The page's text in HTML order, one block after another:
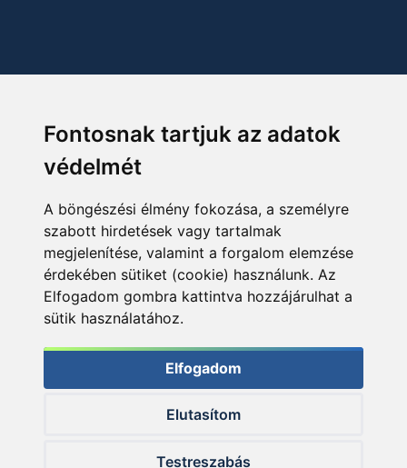
Fontosnak tartjuk az adatok
védelmét
A böngészési élmény fokozása, a személyre
szabott hirdetések vagy tartalmak
megjelenítése, valamint a forgalom elemzése
érdekében sütiket (cookie) használunk. Az
Elfogadom gombra kattintva hozzájárulhat a
sütik használatához.
Elfogadom
Elutasítom
Testreszabás